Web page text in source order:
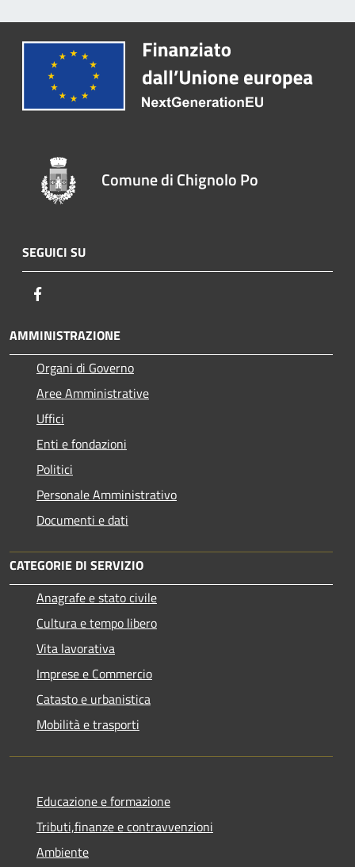
Comune di Chignolo Po
SEGUICI SU
AMMINISTRAZIONE
Organi di Governo
Aree Amministrative
Uffici
Enti e fondazioni
Politici
Personale Amministrativo
Documenti e dati
CATEGORIE DI SERVIZIO
Anagrafe e stato civile
Cultura e tempo libero
Vita lavorativa
Imprese e Commercio
Catasto e urbanistica
Mobilità e trasporti
Educazione e formazione
Tributi,finanze e contravvenzioni
Ambiente